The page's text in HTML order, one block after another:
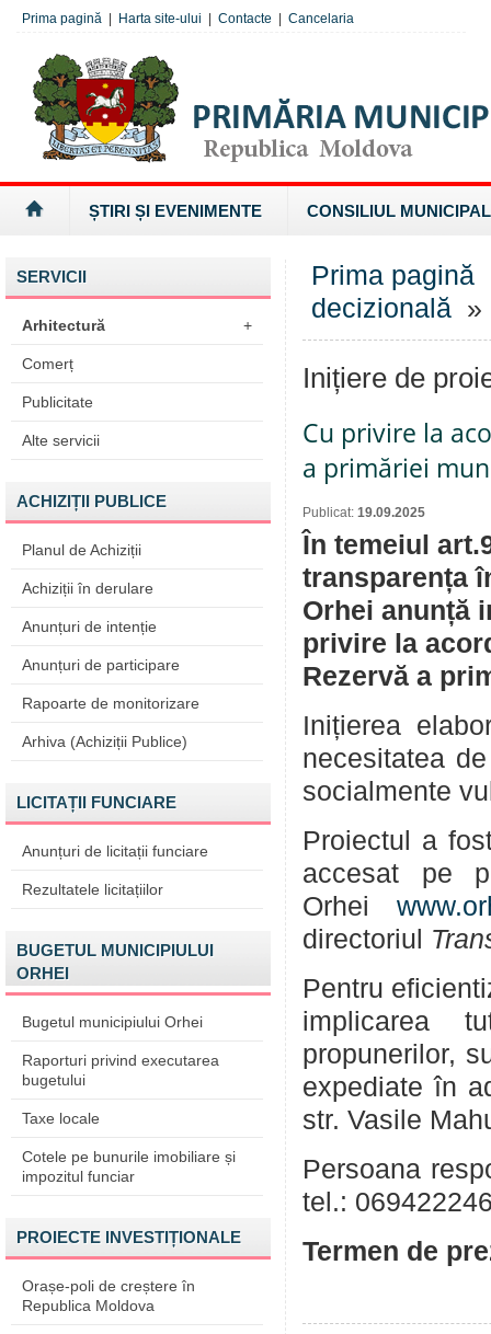
Prima pagină Harta site-ului Contacte Cancelaria
ȘTIRI ȘI EVENIMENTE CONSILIUL MUNICIPAL
SERVICII
Arhitectură +
Comerț
Publicitate
Alte servicii
ACHIZIȚII PUBLICE
Planul de Achiziții
Achiziții în derulare
Anunțuri de intenție
Anunțuri de participare
Rapoarte de monitorizare
Arhiva (Achiziții Publice)
LICITAȚII FUNCIARE
Anunțuri de licitații funciare
Rezultatele licitațiilor
BUGETUL MUNICIPIULUI
ORHEI
Bugetul municipiului Orhei
Raporturi privind executarea
bugetului
Taxe locale
Cotele pe bunurile imobiliare și
impozitul funciar
PROIECTE INVESTIȚIONALE
Orașe-poli de creștere în
Republica Moldova
Prima pagină
decizională »
Inițiere de
Cu privire la
a primăriei
Publicat: 19.09.2025
În temeiul
transparența
Orhei anunță
privire la
Rezervă a
Inițierea
necesitatea
socialmente
Proiectul a
accesat pe
Orhei
directoriul
Pentru
implicarea
propunerilor,
expediate în
str. Vasile
Persoana
tel.:
Termen de